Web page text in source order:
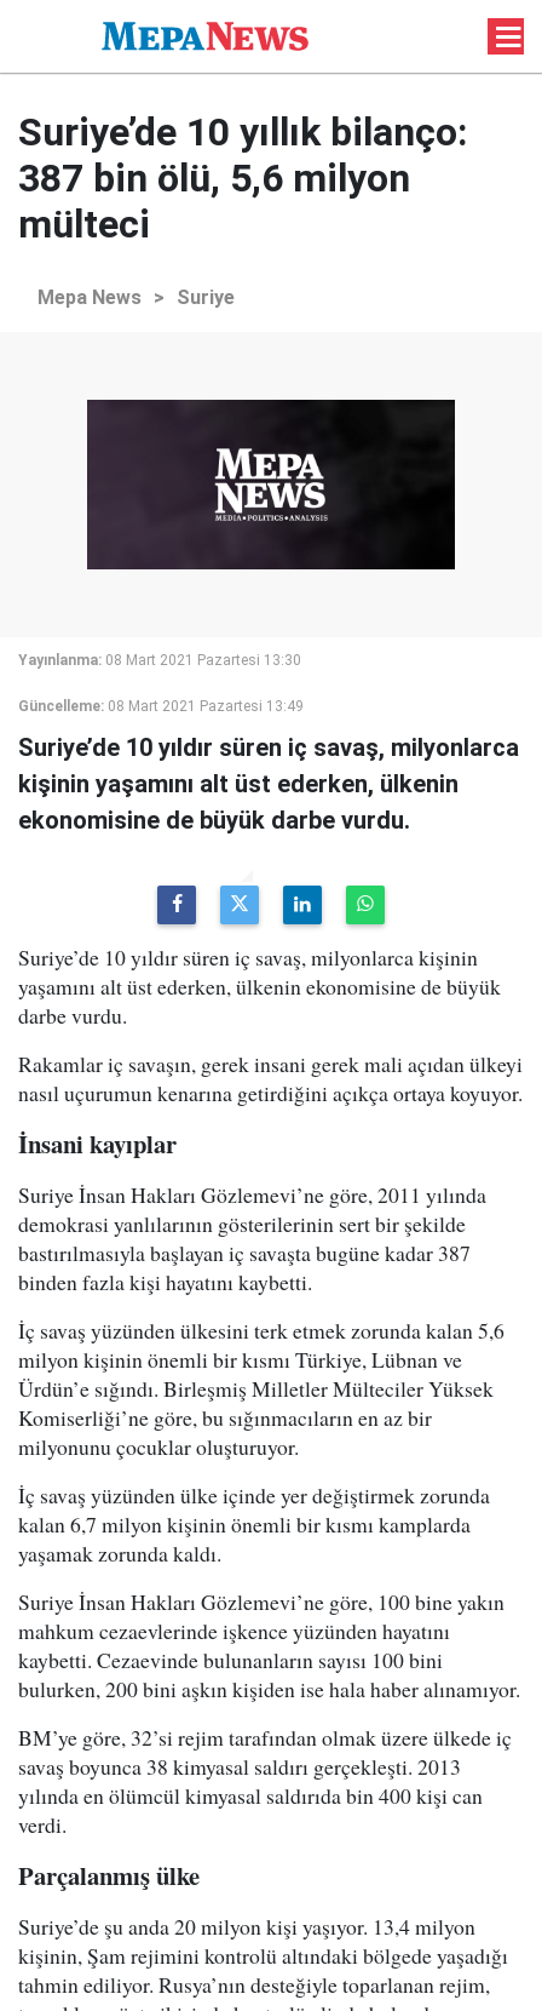
Suriye’de 10 yıllık bilanço:
387 bin ölü, 5,6 milyon
mülteci
Mepa News > Suriye
Yayınlanma: 08 Mart 2021 Pazartesi 13:30
Güncelleme: 08 Mart 2021 Pazartesi 13:49
Suriye’de 10 yıldır süren iç savaş, milyonlarca
kişinin yaşamını alt üst ederken, ülkenin
ekonomisine de büyük darbe vurdu.
Suriye’de 10 yıldır süren iç savaş, milyonlarca kişinin
yaşamını alt üst ederken, ülkenin ekonomisine de büyük
darbe vurdu.
Rakamlar iç savaşın, gerek insani gerek mali açıdan ülkeyi
nasıl uçurumun kenarına getirdiğini açıkça ortaya koyuyor.
İnsani kayıplar
Suriye İnsan Hakları Gözlemevi’ne göre, 2011 yılında
demokrasi yanlılarının gösterilerinin sert bir şekilde
bastırılmasıyla başlayan iç savaşta bugüne kadar 387
binden fazla kişi hayatını kaybetti.
İç savaş yüzünden ülkesini terk etmek zorunda kalan 5,6
milyon kişinin önemli bir kısmı Türkiye, Lübnan ve
Ürdün’e sığındı. Birleşmiş Milletler Mülteciler Yüksek
Komiserliği’ne göre, bu sığınmacıların en az bir
milyonunu çocuklar oluşturuyor.
İç savaş yüzünden ülke içinde yer değiştirmek zorunda
kalan 6,7 milyon kişinin önemli bir kısmı kamplarda
yaşamak zorunda kaldı.
Suriye İnsan Hakları Gözlemevi’ne göre, 100 bine yakın
mahkum cezaevlerinde işkence yüzünden hayatını
kaybetti. Cezaevinde bulunanların sayısı 100 bini
bulurken, 200 bini aşkın kişiden ise hala haber alınamıyor.
BM’ye göre, 32’si rejim tarafından olmak üzere ülkede iç
savaş boyunca 38 kimyasal saldırı gerçekleşti. 2013
yılında en ölümcül kimyasal saldırıda bin 400 kişi can
verdi.
Parçalanmış ülke
Suriye’de şu anda 20 milyon kişi yaşıyor. 13,4 milyon
kişinin, Şam rejimini kontrolü altındaki bölgede yaşadığı
tahmin ediliyor. Rusya’nın desteğiyle toparlanan rejim,